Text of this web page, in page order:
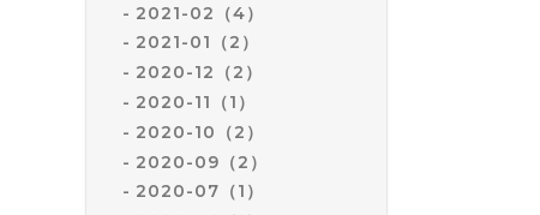
2021-02（4）
2021-01（2）
2020-12（2）
2020-11（1）
2020-10（2）
2020-09（2）
2020-07（1）